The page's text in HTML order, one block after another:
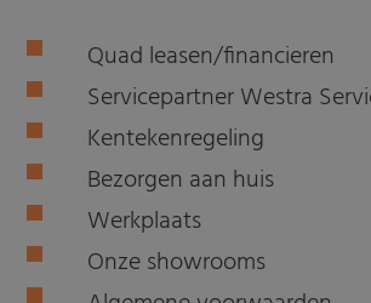
Quad leasen/financieren
Servicepartner Westra
Kentekenregeling
Bezorgen aan huis
Werkplaats
Onze showrooms